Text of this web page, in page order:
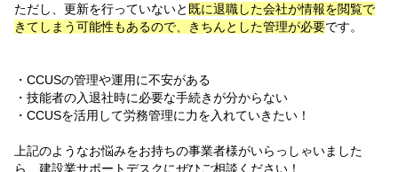
ただし、更新を行っていないと 既に退職した会社が情報を閲覧で
きてしまう可能性もあるので、きちんとした管理が必要です。
・CCUSの管理や運用に不安がある
・技能者の入退社時に必要な手続きが分からない
・CCUSを活用して労務管理に力を入れていきたい！
上記のようなお悩みをお持ちの事業者様がいらっしゃいました
ら、建設業サポートデスクにぜひご相談ください！